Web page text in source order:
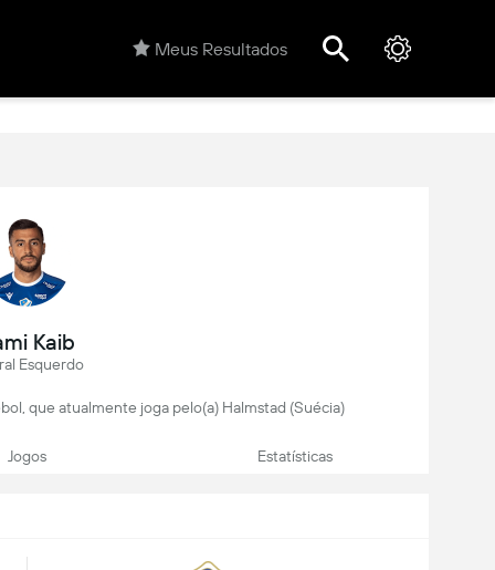
Meus Resultados
Kaib
Esquerdo
que atualmente joga pelo(a) Halmstad (Suécia)
Jogos Estatísticas